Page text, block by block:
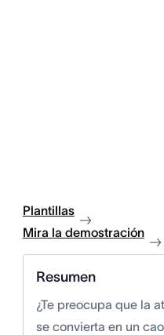
Plantillas
Mira la demostración
Resumen
¿Te preocupa que la
se convierta en un